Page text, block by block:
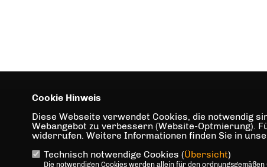
Cookie Hinweis
Diese Webseite verwendet Cookies, die notwendig
Webangebot zu verbessern (Website-Optmierung).
widerrufen. Weitere Informationen finden Sie in
Technisch notwendige Cookies (Übersicht)
Die notwendigen Cookies werden allein für den